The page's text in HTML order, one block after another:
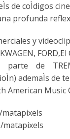
de coÌdigos
profunda
y
parte de
ademaÌs
American Music
matapixels